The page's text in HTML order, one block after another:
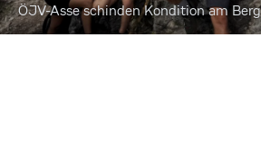
ÖJV-Asse schinden Kondition am Berg